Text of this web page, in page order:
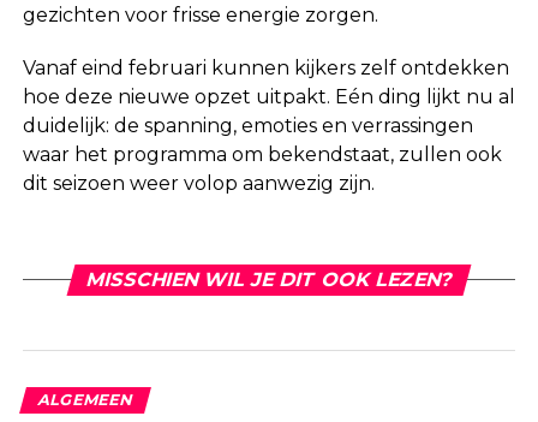
gezichten voor frisse energie zorgen.
Vanaf eind februari kunnen kijkers zelf ontdekken
hoe deze nieuwe opzet uitpakt. Eén ding lijkt nu al
duidelijk: de spanning, emoties en verrassingen
waar het programma om bekendstaat, zullen ook
dit seizoen weer volop aanwezig zijn.
MISSCHIEN WIL JE DIT OOK LEZEN?
ALGEMEEN